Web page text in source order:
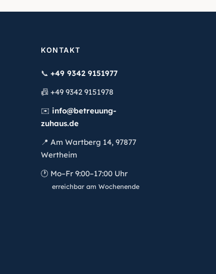
KONTAKT
📞 +49 9342 9151977
📠 +49 9342 9151978
✉️ info@betreuung-
zuhaus.de
📍 Am Wartberg 14, 97877
Wertheim
🕐 Mo–Fr 9:00–17:00 Uhr
erreichbar am Wochenende